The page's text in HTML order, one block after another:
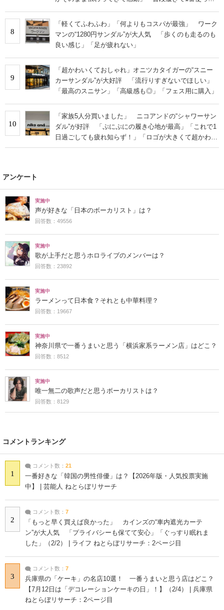
8
「軽くてふわふわ」「何よりもコスパが最強」 ワーク
マンの“1280円サンダル”が大人気 「歩くのも走るのも
良い感じ」「足が疲れない」
9
「超かわいくておしゃれ」オニツカタイガーの“スニー
カーサンダル”が大好評 「流行りすぎないでほしい」
「最高のスニサン」「高級感も◎」「フェス用に購入」
10
「家族5人分買いました」 ニコアンドの“シャワーサン
ダル”が好評 「ぷにぷにの履き心地が最高」「これで1
日過ごしても疲れ知らず！」「ロゴが大きくて超かわい
い」の声
アンケート
実施中
声が好きな「日本のボーカリスト」は？
回答数：49556
実施中
歌が上手だと思うホロライブのメンバーは？
回答数：23892
実施中
ラーメンって日本食？それとも中華料理？
回答数：19667
実施中
神奈川県で一番うまいと思う「横浜家系ラーメン店」はどこ？
回答数：8512
実施中
唯一無二の歌声だと思うボーカリストは？
回答数：8129
コメントランキング
1
コメント数： 21
一番好きな「韓国の男性俳優」は？【2026年版・人気投票実施
中】 | 芸能人 ねとらぼリサーチ
2
コメント数： 7
「もっと早く買えば良かった」 カインズの“車内遮光カーテ
ン”が大人気 「プライバシーも保てて安心」「ぐっすり眠れま
した」（2/2） | ライフ ねとらぼリサーチ：2ページ目
3
コメント数： 7
兵庫県の「ケーキ」の名店10選！ 一番うまいと思う店はどこ？
【7月12日は「デコレーションケーキの日」！】（2/4） | 兵庫県
ねとらぼリサーチ：2ページ目